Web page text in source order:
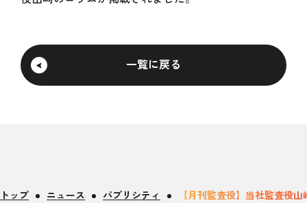
一覧に戻る
トップ ニュース パブリシティ 【月刊監査役】当社監査役